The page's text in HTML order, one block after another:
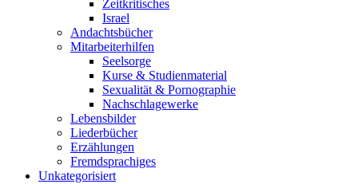
Zeitkritisches
Israel
Andachtsbücher
Mitarbeiterhilfen
Seelsorge
Kurse & Studienmaterial
Sexualität & Pornographie
Nachschlagewerke
Lebensbilder
Liederbücher
Erzählungen
Fremdsprachiges
Unkategorisiert